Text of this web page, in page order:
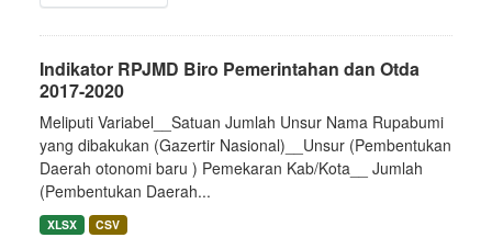
Indikator RPJMD Biro Pemerintahan dan Otda
2017-2020
Meliputi Variabel__Satuan Jumlah Unsur Nama Rupabumi
yang dibakukan (Gazertir Nasional)__Unsur (Pembentukan
Daerah otonomi baru ) Pemekaran Kab/Kota__ Jumlah
(Pembentukan Daerah...
XLSX CSV